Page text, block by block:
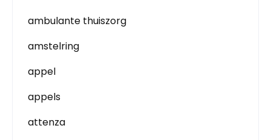
ambulante thuiszorg
amstelring
appel
appels
attenza